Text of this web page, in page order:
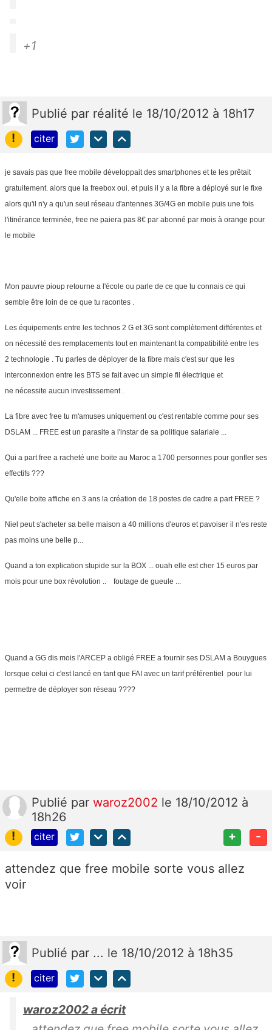
+1
Publié par réalité le 18/10/2012 à 18h17
!
citer
je savais pas que free mobile développait des smartphones et te les prêtait
gratuitement. alors que la freebox oui. et puis il y a la fibre a déployé sur le fixe
alors qu'il n'y a qu'un seul réseau d'antennes 3G/4G en mobile puis une fois
l'itinérance terminée, free ne paiera pas 8€ par abonné par mois à orange pour
le mobile
Mon pauvre pioup retourne a l'école ou parle de ce que tu connais ce qui
semble être loin de ce que tu racontes .
Les équipements entre les technos 2 G et 3G sont complètement différentes et
on nécessité des remplacements tout en maintenant la compatibilité entre les
2 technologie . Tu parles de déployer de la fibre mais c'est sur que les
interconnexion entre les BTS se fait avec un simple fil électrique et
ne nécessite aucun investissement .
La fibre avec free tu m'amuses uniquement ou c'est rentable comme pour ses
DSLAM ... FREE est un parasite a l'instar de sa politique salariale ...
Qui a part free a racheté une boite au Maroc a 1700 personnes pour gonfler ses
effectifs ???
Qu'elle boite affiche en 3 ans la création de 18 postes de cadre a part FREE ?
Niel peut s'acheter sa belle maison a 40 millions d'euros et pavoiser il n'es reste
pas moins une belle p...
Quand a ton explication stupide sur la BOX ... ouah elle est cher 15 euros par
mois pour une box révolution .. foutage de gueule ...
Quand a GG dis mois l'ARCEP a obligé FREE a fournir ses DSLAM a Bouygues
lorsque celui ci c'est lancé en tant que FAI avec un tarif préférentiel pour lui
permettre de déployer son réseau ????
Publié par waroz2002 le 18/10/2012 à
18h26
!
citer + -
attendez que free mobile sorte vous allez
voir
Publié par ... le 18/10/2012 à 18h35
!
citer
waroz2002 a écrit